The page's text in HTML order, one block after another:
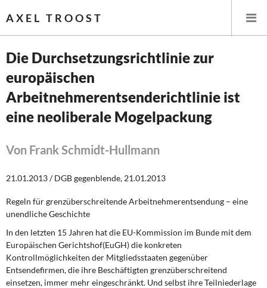
AXEL TROOST
Startseite
Themen
Öffentliche Infrastruktur und Daseinsvorsorge
Eurokrise und Griechenland
DIE LINKE
Die Durchsetzungsrichtlinie zur
europäischen
Arbeitnehmerentsenderichtlinie ist
eine neoliberale Mogelpackung
Von Frank Schmidt-Hullmann
21.01.2013 / DGB gegenblende, 21.01.2013
Regeln für grenzüberschreitende Arbeitnehmerentsendung – eine
unendliche Geschichte
In den letzten 15 Jahren hat die EU-Kommission im Bunde mit dem
Europäischen Gerichtshof(EuGH) die konkreten
Kontrollmöglichkeiten der Mitgliedsstaaten gegenüber
Entsendefirmen, die ihre Beschäftigten grenzüberschreitend
einsetzen, immer mehr eingeschränkt. Und selbst ihre Teilniederlage